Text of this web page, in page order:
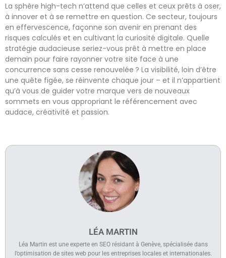
La sphère high-tech n’attend que celles et ceux prêts à oser,
à innover et à se remettre en question. Ce secteur, toujours
en effervescence, façonne son avenir en prenant des
risques calculés et en cultivant la curiosité digitale. Quelle
stratégie audacieuse seriez-vous prêt à mettre en place
demain pour faire rayonner votre site face à une
concurrence sans cesse renouvelée ? La visibilité, loin d’être
une quête figée, se réinvente chaque jour – et il n’appartient
qu’à vous de guider votre marque vers de nouveaux
sommets en vous appropriant le référencement avec
audace, créativité et passion.
LÉA MARTIN
Léa Martin est une experte en SEO résidant à Genève, spécialisée dans
l’optimisation de sites web pour les entreprises locales et internationales.